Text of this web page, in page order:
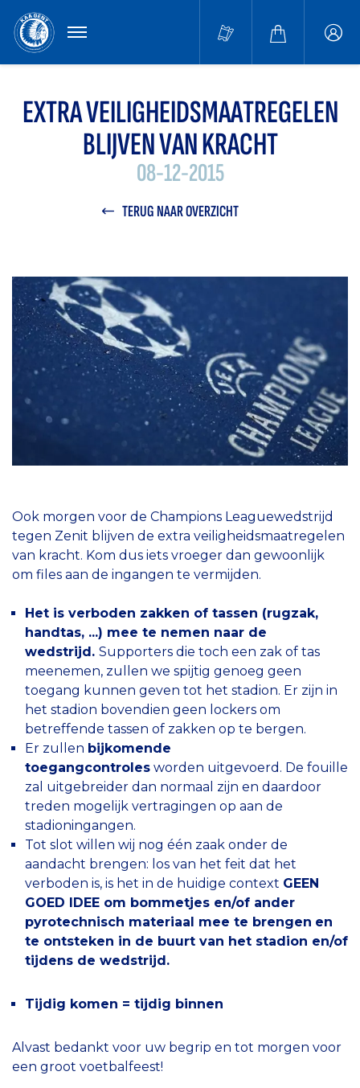
MENU
EXTRA VEILIGHEIDSMAATREGELEN
BLIJVEN VAN KRACHT
08-12-2015
TERUG NAAR OVERZICHT
Ook morgen voor de Champions Leaguewedstrijd
tegen Zenit blijven de extra veiligheidsmaatregelen
van kracht. Kom dus iets vroeger dan gewoonlijk
om files aan de ingangen te vermijden.
Het is verboden zakken of tassen (rugzak,
handtas, ...) mee te nemen naar de
wedstrijd. Supporters die toch een zak of tas
meenemen, zullen we spijtig genoeg geen
toegang kunnen geven tot het stadion. Er zijn in
het stadion bovendien geen lockers om
betreffende tassen of zakken op te bergen.
Er zullen bijkomende
toegangcontroles worden uitgevoerd. De fouille
zal uitgebreider dan normaal zijn en daardoor
treden mogelijk vertragingen op aan de
stadioningangen.
Tot slot willen wij nog één zaak onder de
aandacht brengen: los van het feit dat het
verboden is, is het in de huidige context GEEN
GOED IDEE om bommetjes en/of ander
pyrotechnisch materiaal mee te brengen en
te ontsteken in de buurt van het stadion en/of
tijdens de wedstrijd.
Tijdig komen = tijdig binnen
Alvast bedankt voor uw begrip en tot morgen voor
een groot voetbalfeest!